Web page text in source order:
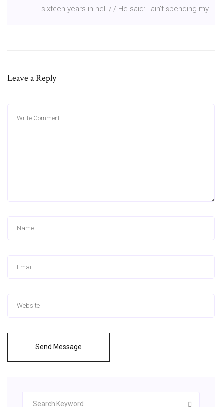
sixteen years in hell / / He said: I ain't spending my
Leave a Reply
Send Message